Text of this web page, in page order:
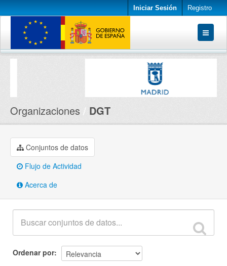
Iniciar Sesión Registro
Conjuntos de datos
Organizaciones DGT
Conjuntos de datos
Flujo de Actividad
Acerca de
Ordenar por